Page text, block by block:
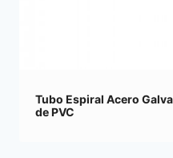
Tubo Espiral Acero
de PVC